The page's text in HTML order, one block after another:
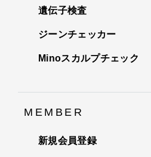
遺伝子検査
ジーンチェッカー
Minoスカルプチェック
MEMBER
新規会員登録